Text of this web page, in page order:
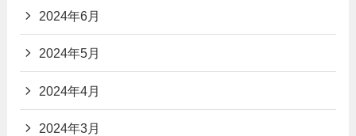
2024年6月
2024年5月
2024年4月
2024年3月